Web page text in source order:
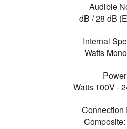
Audible
Internal
Power
Connection